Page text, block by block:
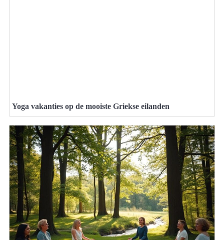
Yoga vakanties op de mooiste Griekse eilanden